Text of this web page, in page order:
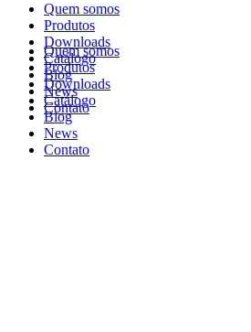
Quem somos
Produtos
Downloads
Catálogo
Blog
News
Contato
Quem somos
Produtos
Downloads
Catálogo
Blog
News
Contato